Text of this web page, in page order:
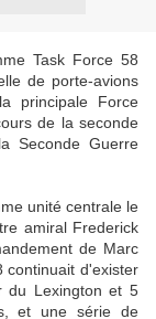
Task Force 58
de porte-avions
principale Force
de la seconde
Seconde Guerre
unité centrale le
amiral Frederick
de Marc
continuait d'exister
du Lexington et 5
et une série de